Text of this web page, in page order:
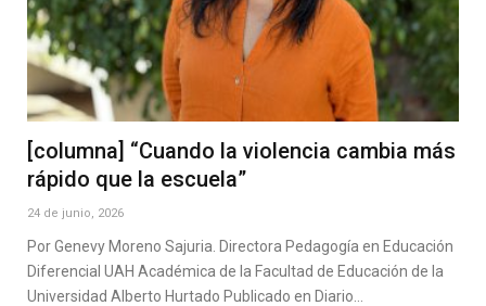
[columna] “Cuando la violencia cambia más
rápido que la escuela”
24 de junio, 2026
Por Genevy Moreno Sajuria. Directora Pedagogía en Educación
Diferencial UAH Académica de la Facultad de Educación de la
Universidad Alberto Hurtado Publicado en Diario…